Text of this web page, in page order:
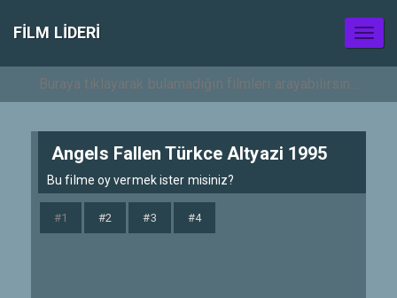
FILM LIDERI
Angels Fallen Türkce Altyazi 1995
Bu filme oy vermek ister misiniz?
#1 #2 #3 #4